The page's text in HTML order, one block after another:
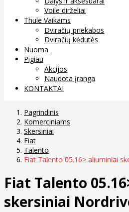
Voile dirželiai
Thule Vaikams
Dviračių priekabos
Dviračių kėdutės
Nuoma
Pigiau
Akcijos
Naudota įranga
KONTAKTAI
Pagrindinis
Komerciniams
Skersiniai
Fiat
Talento
Fiat Talento 05.16> aliuminiai
Fiat Talento
skersiniai